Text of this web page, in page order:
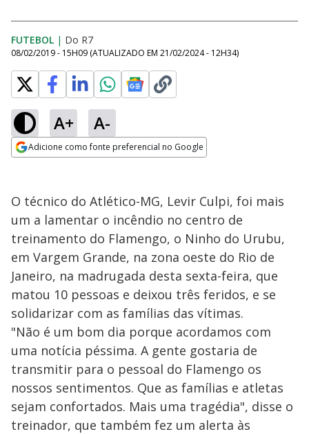
FUTEBOL | Do R7
08/02/2019 - 15H09 (ATUALIZADO EM 21/02/2024 - 12H34)
A+ A-
Adicione como fonte preferencial no Google
O técnico do Atlético-MG, Levir Culpi, foi mais
um a lamentar o incêndio no centro de
treinamento do Flamengo, o Ninho do Urubu,
em Vargem Grande, na zona oeste do Rio de
Janeiro, na madrugada desta sexta-feira, que
matou 10 pessoas e deixou três feridos, e se
solidarizar com as famílias das vítimas.
"Não é um bom dia porque acordamos com
uma notícia péssima. A gente gostaria de
transmitir para o pessoal do Flamengo os
nossos sentimentos. Que as famílias e atletas
sejam confortados. Mais uma tragédia", disse o
treinador, que também fez um alerta às